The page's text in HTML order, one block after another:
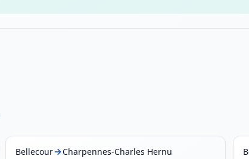
Bellecour Charpennes-Charles Hernu